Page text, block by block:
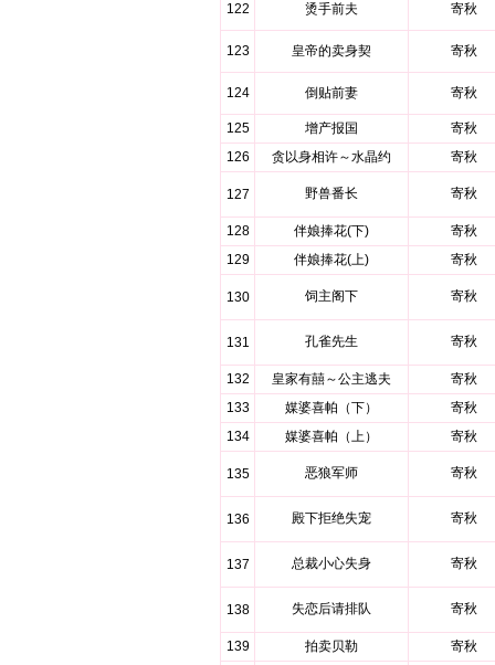
122 烫手前夫 寄秋
123 皇帝的卖身契 寄秋
124 倒贴前妻 寄秋
125 增产报国
寄秋
126
贪以身相许～水晶约 寄秋
127 野兽番长 寄秋
128 伴娘捧花(下)
寄秋
129
伴娘捧花(上) 寄秋
130 饲主阁下 寄秋
131 孔雀先生 寄秋
132 皇家有囍～公主逃夫
寄秋
133
媒婆喜帕（下）
寄秋
134
媒婆喜帕（上） 寄秋
135 恶狼军师 寄秋
136 殿下拒绝失宠 寄秋
137 总裁小心失身 寄秋
138 失恋后请排队 寄秋
139 拍卖贝勒 寄秋